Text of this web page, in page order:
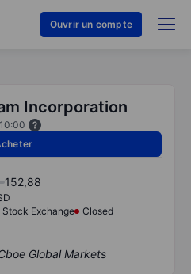
Ouvrir un compte
Incorporation
152,88
Stock Exchange
Closed